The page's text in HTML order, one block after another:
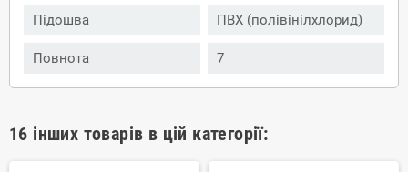
Підошва ПВХ (полівінілхлорид)
Повнота 7
16 інших товарів в цій категорії: